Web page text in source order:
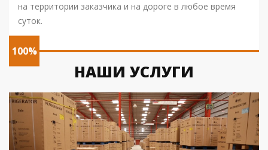
на территории заказчика и на дороге в любое время
суток.
100%
НАШИ УСЛУГИ